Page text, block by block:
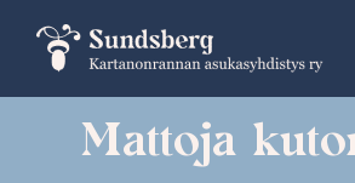
content
Mattoja